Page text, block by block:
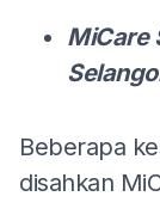
MiCare
Beberapa
disahkan